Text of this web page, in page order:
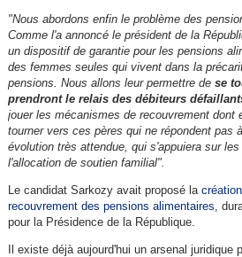
"Nous abordons enfin le problème des
Comme l'a annoncé le président de la
un dispositif de garantie pour les pensions
des femmes seules qui vivent dans la
pensions. Nous allons leur permettre de se
prendront le relais des débiteurs
jouer les mécanismes de recouvrement dont
tourner vers ces pères qui ne répondent pas
évolution très attendue, qui s'appuiera sur
l'allocation de soutien familial".
Le candidat Sarkozy avait proposé la
recouvrement des pensions alimentaires ,
pour la Présidence de la République.
Il existe déjà aujourd'hui un arsenal juridique